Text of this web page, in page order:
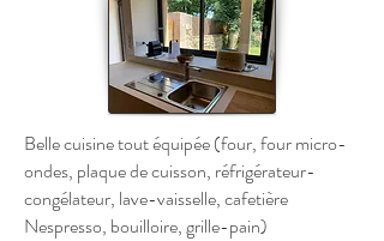
Belle cuisine tout équipée (four, four micro-
ondes, plaque de cuisson, réfrigérateur-
congélateur, lave-vaisselle, cafetière
Nespresso, bouilloire, grille-pain)